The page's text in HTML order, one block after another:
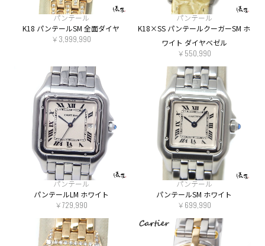
パンテール
K18 パンテールSM 全面ダイヤ
￥3,999,990
パンテール
K18×SS パンテールクーガーSM ホ
ワイト ダイヤベゼル
￥550,990
パンテール
パンテールLM ホワイト
￥729,990
パンテール
パンテールSM ホワイト
￥699,990